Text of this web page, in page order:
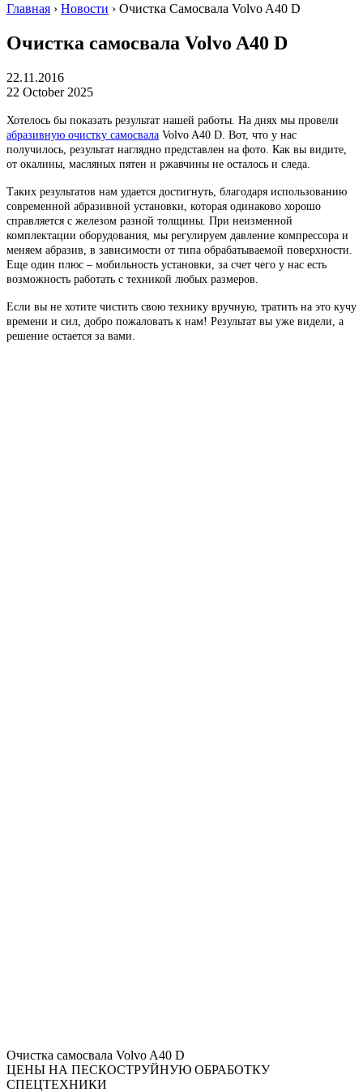
Главная › Новости › Очистка Самосвала Volvo A40 D
Очистка самосвала Volvo A40 D
22.11.2016
22 October 2025
Хотелось бы показать результат нашей работы. На днях мы провели
абразивную очистку самосвала Volvo A40 D. Вот, что у нас
получилось, результат наглядно представлен на фото. Как вы видите,
от окалины, масляных пятен и ржавчины не осталось и следа.
Таких результатов нам удается достигнуть, благодаря использованию
современной абразивной установки, которая одинаково хорошо
справляется с железом разной толщины. При неизменной
комплектации оборудования, мы регулируем давление компрессора и
меняем абразив, в зависимости от типа обрабатываемой поверхности.
Еще один плюс – мобильность установки, за счет чего у нас есть
возможность работать с техникой любых размеров.
Если вы не хотите чистить свою технику вручную, тратить на это кучу
времени и сил, добро пожаловать к нам! Результат вы уже видели, а
решение остается за вами.
Очистка самосвала Volvo A40 D
ЦЕНЫ НА ПЕСКОСТРУЙНУЮ ОБРАБОТКУ
СПЕЦТЕХНИКИ